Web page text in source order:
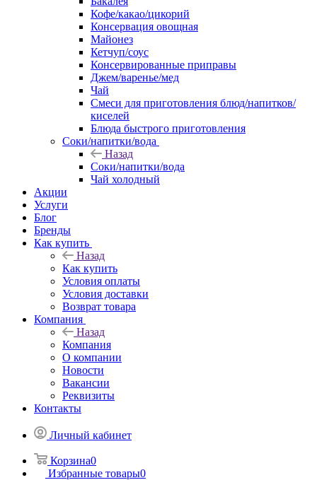
Кофе/какао/цикорий
Консервация овощная
Майонез
Кетчуп/соус
Консервированные приправы
Джем/варенье/мед
Чай
Смеси для приготовления блюд/напитков/
киселей
Блюда быстрого приготовления
Соки/напитки/вода
Назад
Соки/напитки/вода
Чай холодный
Акции
Услуги
Блог
Бренды
Как купить
Назад
Как купить
Условия оплаты
Условия доставки
Возврат товара
Компания
Назад
Компания
О компании
Новости
Вакансии
Реквизиты
Контакты
Личный кабинет
Корзина0
Избранные товары0